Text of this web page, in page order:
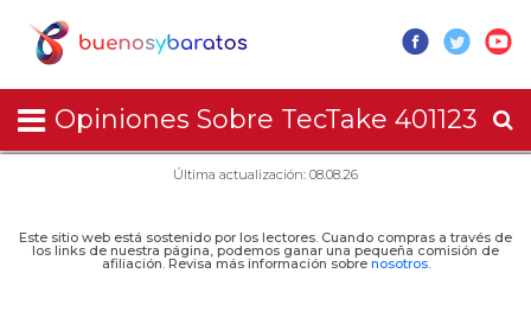
Opiniones Sobre TecTake 401123
Última actualización: 08.08.26
Este sitio web está sostenido por los lectores. Cuando compras a través de
los links de nuestra página, podemos ganar una pequeña comisión de
afiliación. Revisa más información sobre nosotros.